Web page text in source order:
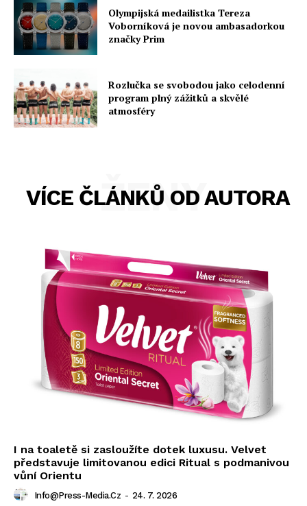
Olympijská medailistka Tereza
Voborníková je novou ambasadorkou
značky Prim
Rozlučka se svobodou jako celodenní
program plný zážitků a skvělé
atmosféry
VÍCE ČLÁNKŮ OD AUTORA
ŽENY
I na toaletě si zasloužíte dotek luxusu. Velvet
představuje limitovanou edici Ritual s podmanivou
vůní Orientu
Info@press-Media.cz - 24. 7. 2026